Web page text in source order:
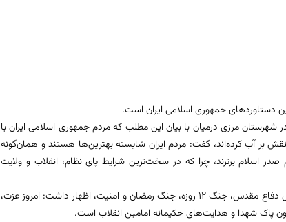
دستاوردهای جمهوری اسلامی ایران است.
مرزی درمیان با بیان این مطلب که مردم جمهوری اسلامی ایران با
بر آب کرده‌اند، گفت: مردم ایران شایسته بهترین‌ها هستند و همان‌گونه
اسلام برترند، چرا که در سخت‌ترین شرایط پای نظام، انقلاب و ولایت
وی با گرامیداشت یاد و خاطره امام راحل، شهدای هشت سال دفاع مقدس، جنگ ۱۲ روزه، جنگ رمضان و امنیت، اظهار داشت: امروز عزت،
پاک شهدا و هدایت‌های حکیمانه امامین انقلاب است.